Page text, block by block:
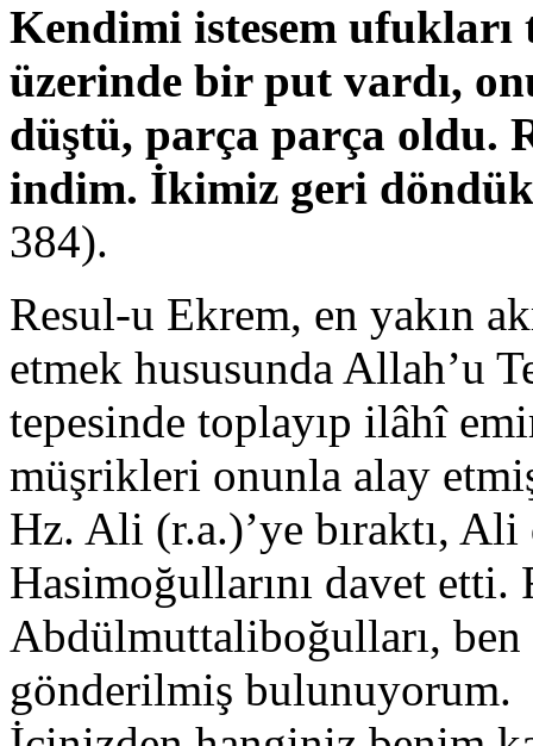
Kendimi istesem ufukları
üzerinde bir put vardı,
düştü, parça parça oldu.
indim. İkimiz geri döndük
384).
Resul-u Ekrem, en yakın
etmek hususunda Allah’u
tepesinde toplayıp ilâhî
müşrikleri onunla alay
Hz. Ali (r.a.)’ye bıraktı,
Hasimoğullarını davet
Abdülmuttaliboğulları,
gönderilmiş bulunuyorum.